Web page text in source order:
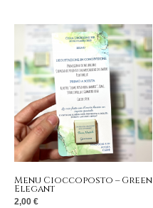
Menu Cioccoposto – Green
Elegant
2,00 €